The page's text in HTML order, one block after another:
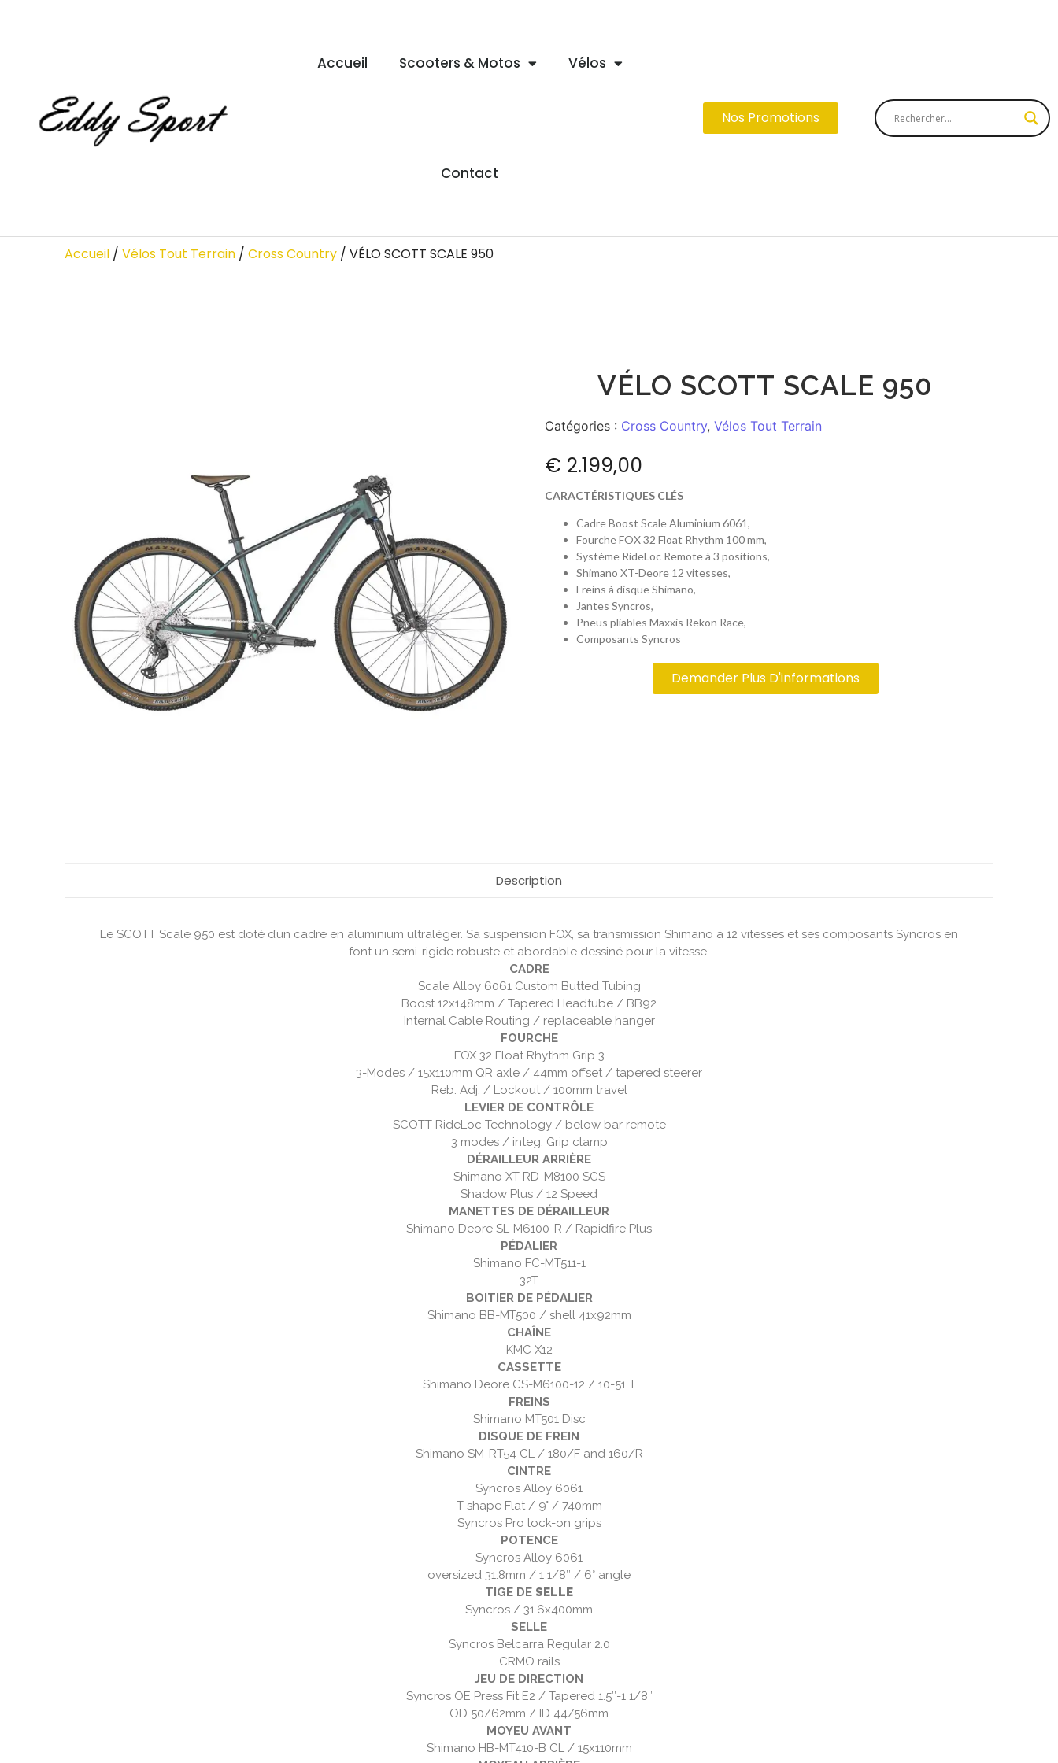
Accueil Scooters & Motos Vélos
Contact
Nos Promotions
Accueil / Vélos Tout Terrain / Cross Country / VÉLO SCOTT SCALE 950
VÉLO SCOTT SCALE 950
Catégories : Cross Country, Vélos Tout Terrain
€ 2.199,00
CARACTÉRISTIQUES CLÉS
Cadre Boost Scale Aluminium 6061,
Fourche FOX 32 Float Rhythm 100 mm,
Système RideLoc Remote à 3 positions,
Shimano XT-Deore 12 vitesses,
Freins à disque Shimano,
Jantes Syncros,
Pneus pliables Maxxis Rekon Race,
Composants Syncros
Demander Plus D'informations
Description
Le SCOTT Scale 950 est doté d’un cadre en aluminium ultraléger. Sa suspension FOX, sa transmission Shimano à 12 vitesses et ses composants Syncros en
font un semi-rigide robuste et abordable dessiné pour la vitesse.
CADRE
Scale Alloy 6061 Custom Butted Tubing
Boost 12x148mm / Tapered Headtube / BB92
Internal Cable Routing / replaceable hanger
FOURCHE
FOX 32 Float Rhythm Grip 3
3-Modes / 15x110mm QR axle / 44mm offset / tapered steerer
Reb. Adj. / Lockout / 100mm travel
LEVIER DE CONTRÔLE
SCOTT RideLoc Technology / below bar remote
3 modes / integ. Grip clamp
DÉRAILLEUR ARRIÈRE
Shimano XT RD-M8100 SGS
Shadow Plus / 12 Speed
MANETTES DE DÉRAILLEUR
Shimano Deore SL-M6100-R / Rapidfire Plus
PÉDALIER
Shimano FC-MT511-1
32T
BOITIER DE PÉDALIER
Shimano BB-MT500 / shell 41x92mm
CHAÎNE
KMC X12
CASSETTE
Shimano Deore CS-M6100-12 / 10-51 T
FREINS
Shimano MT501 Disc
DISQUE DE FREIN
Shimano SM-RT54 CL / 180/F and 160/R
CINTRE
Syncros Alloy 6061
T shape Flat / 9° / 740mm
Syncros Pro lock-on grips
POTENCE
Syncros Alloy 6061
oversized 31.8mm / 1 1/8″ / 6° angle
TIGE DE SELLE
Syncros / 31.6x400mm
SELLE
Syncros Belcarra Regular 2.0
CRMO rails
JEU DE DIRECTION
Syncros OE Press Fit E2 / Tapered 1.5″-1 1/8″
OD 50/62mm / ID 44/56mm
MOYEU AVANT
Shimano HB-MT410-B CL / 15x110mm